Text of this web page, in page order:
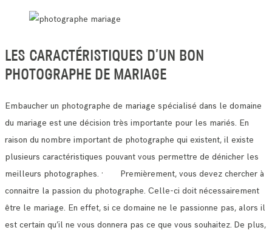
LES CARACTÉRISTIQUES D’UN BON
PHOTOGRAPHE DE MARIAGE
Embaucher un photographe de mariage spécialisé dans le domaine
du mariage est une décision très importante pour les mariés. En
raison du nombre important de photographe qui existent, il existe
plusieurs caractéristiques pouvant vous permettre de dénicher les
meilleurs photographes. · Premièrement, vous devez chercher à
connaitre la passion du photographe. Celle-ci doit nécessairement
être le mariage. En effet, si ce domaine ne le passionne pas, alors il
est certain qu’il ne vous donnera pas ce que vous souhaitez. De plus,